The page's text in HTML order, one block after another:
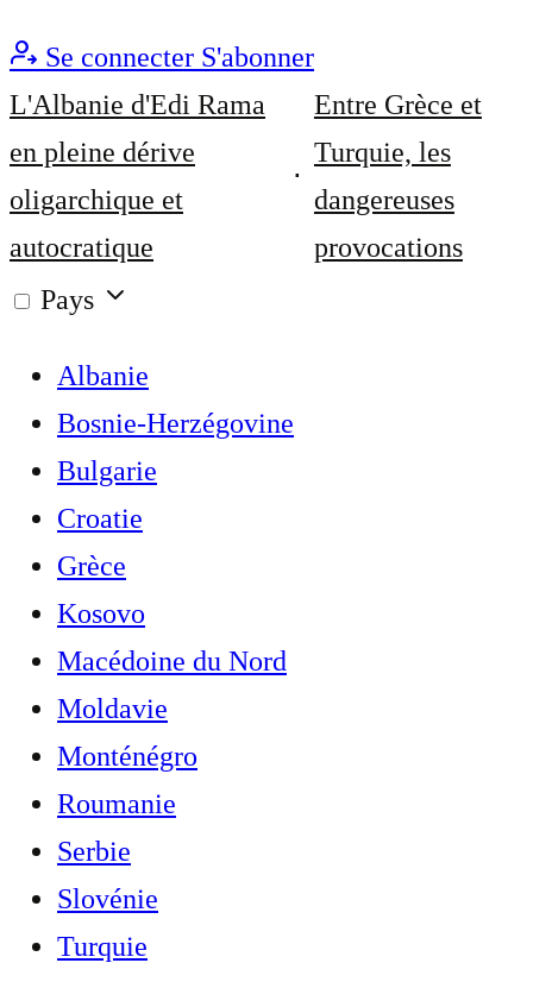
Se connecter S'abonner
L'Albanie d'Edi Rama
en pleine dérive
oligarchique et
autocratique
Entre Grèce et
Turquie, les
dangereuses
provocations
Pays
Albanie
Bosnie-Herzégovine
Bulgarie
Croatie
Grèce
Kosovo
Macédoine du Nord
Moldavie
Monténégro
Roumanie
Serbie
Slovénie
Turquie